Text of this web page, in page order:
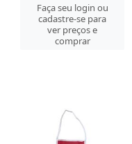
Faça seu login ou
cadastre-se para
ver preços e
comprar